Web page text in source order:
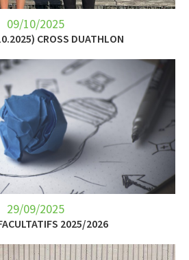
09/10/2025
CROSS DUATHLON
29/09/2025
2025/2026